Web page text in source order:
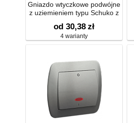
Gniazdo wtyczkowe podwójne
z uziemieniem typu Schuko z
16A
od 30,38 zł
4 warianty